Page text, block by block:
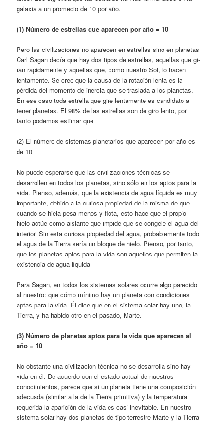
galaxia a un promedio de 10 por año.
(1) Número de estrellas que aparecen por año = 10
Pero las civilizaciones no aparecen en estrellas sino en planetas.
Carl Sagan decía que hay dos tipos de estrellas, aquellas que gi­
ran rápidamente y aquellas que, como nuestro Sol, lo hacen
lentamente. Se cree que la causa de la rotación lenta es la
pérdida del momento de inercia que se traslada a los planetas.
En ese caso toda estrella que gire lentamente es candidato a
tener planetas. El 98% de las es­trellas son de giro lento, por
tanto podemos estimar que
(2) El número de sistemas planetarios que aparecen por año es
de 10
No puede esperarse que las civilizaciones técnicas se
desarrollen en todos los planetas, sino sólo en los aptos para la
vida. Pienso, además, que la existencia de agua líquida es muy
importante, debido a la curiosa propie­dad de la misma de que
cuando se hiela pesa menos y flota, esto hace que el propio
hielo actúe como aislante que impide que se conge­le el agua del
interior. Sin esta curiosa pro­piedad del agua, probablemente todo
el agua de la Tierra sería un bloque de hielo. Pienso, por tanto,
que los planetas aptos para la vida son aquellos que permiten la
existencia de agua líquida.
Para Sagan, en todos los sistemas solares ocurre algo parecido
al nuestro: que cómo mínimo hay un planeta con condiciones
aptas para la vida. Él dice que en el sistema solar hay uno, la
Tierra, y ha habido otro en el pa­sado, Marte.
(3) Número de planetas aptos para la vida que aparecen al
año = 10
No obstante una civilización técnica no se desarrolla sino hay
vida en él. De acuerdo con el estado actual de nuestros
conocimientos, parece que si un planeta tiene una composi­ción
adecuada (similar a la de la Tierra pri­mitiva) y la temperatura
requerida la apari­ción de la vida es casi inevitable. En nuestro
sistema solar hay dos planetas de tipo terrestre Marte y la Tierra.